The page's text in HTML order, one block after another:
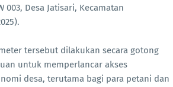
Desa Jatisari, Kecamatan
tersebut dilakukan secara gotong
untuk memperlancar akses
desa, terutama bagi para petani dan